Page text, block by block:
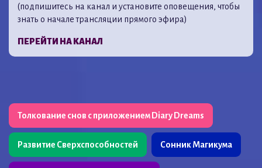
(подпишитесь на канал и установите оповещения, чтобы
знать о начале трансляции прямого эфира)
ПЕРЕЙТИ НА КАНАЛ
Толкование снов с приложением Diary Dreams
Развитие Сверхспособностей Сонник Магикума